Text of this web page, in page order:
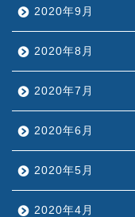
2020年9月
2020年8月
2020年7月
2020年6月
2020年5月
2020年4月